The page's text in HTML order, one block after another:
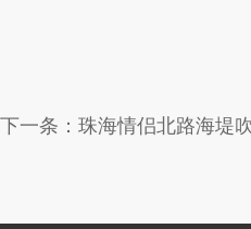
下一条： 珠海情侣北路海堤